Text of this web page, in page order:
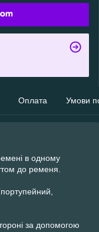
Оплата Умови
в одному
до ременя.
за допомогою